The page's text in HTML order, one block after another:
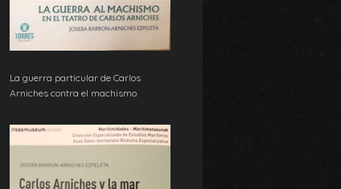
La guerra particular de Carlos
Arniches contra el machismo.